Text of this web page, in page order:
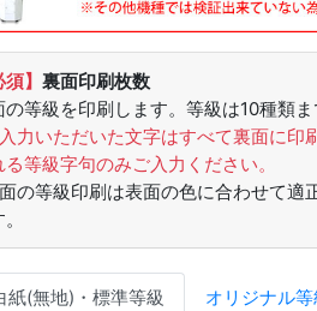
須】 裏面印刷枚数
の等級を印刷します。等級は10種類ま
力いただいた文字はすべて裏面に印
る等級字句のみご入力ください。
の等級印刷は表面の色に合わせて適
紙(無地)・ 標準等級 オリジナル